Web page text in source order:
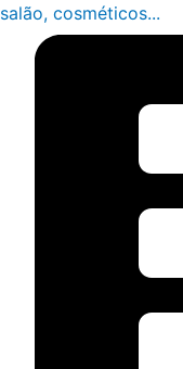
salão, cosméticos...